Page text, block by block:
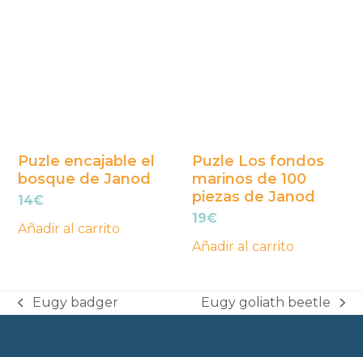
Puzle encajable el
bosque de Janod
14€
Añadir al carrito
Puzle Los fondos
marinos de 100
piezas de Janod
19€
Añadir al carrito
previous
Eugy badger
next
Eugy goliath beetle